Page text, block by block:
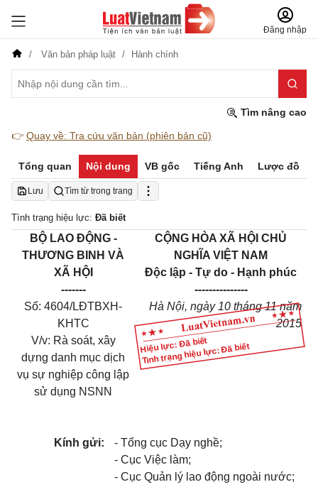
Đăng nhập
Văn bản pháp luật Hành chính
Tìm nâng cao
👉 Quay về: Tra cứu văn bản (phiên bản cũ)
Tổng quan Nội dung VB gốc Tiếng Anh Lược đồ
Lưu Tìm từ trong trang
Tình trạng hiệu lực: Đã biết
Hiệu lực: Đã biết
Tình trạng hiệu lực: Đã biết
BỘ LAO ĐỘNG -
THƯƠNG BINH VÀ
XÃ HỘI
-------
Số: 4604/LĐTBXH-
KHTC
V/v: Rà soát, xây
dựng danh mục dịch
vụ sự nghiệp công lập
sử dụng NSNN
CỘNG HÒA XÃ HỘI CHỦ
NGHĨA VIỆT NAM
Độc lập - Tự do - Hạnh phúc
---------------
Hà Nội, ngày 10tháng11năm
2015
Kính gửi:
- Tổng cục Dạy nghề;
- Cục Việc làm;
- Cục Quản lý lao động ngoài nước;